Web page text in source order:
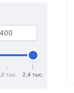
тыс. 2,4 тыс.